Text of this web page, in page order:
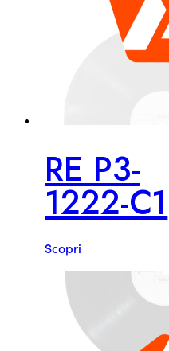
RE P3-
1222-C1
Scopri